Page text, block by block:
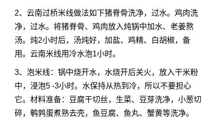
2、云南过桥米线做法如下猪脊骨洗净，过水。鸡肉洗
净，过水。将猪脊骨、鸡肉放入炖锅中加水、老姜熬
汤。炖2小时后，汤炖好，加盐、鸡精、白胡椒，备
用。云南米线用冷水泡1小时。
3、泡米线：锅中烧开水，水烧开后关火，放入干米粉
中，浸泡5 -3小时。水保持从热到冷，所以不要担心
它。材料准备：豆腐干切丝，生菜、豆芽洗净，小葱切
碎，鹌鹑蛋煮熟去壳，鱼豆腐、鱼丸、蟹黄等洗净。